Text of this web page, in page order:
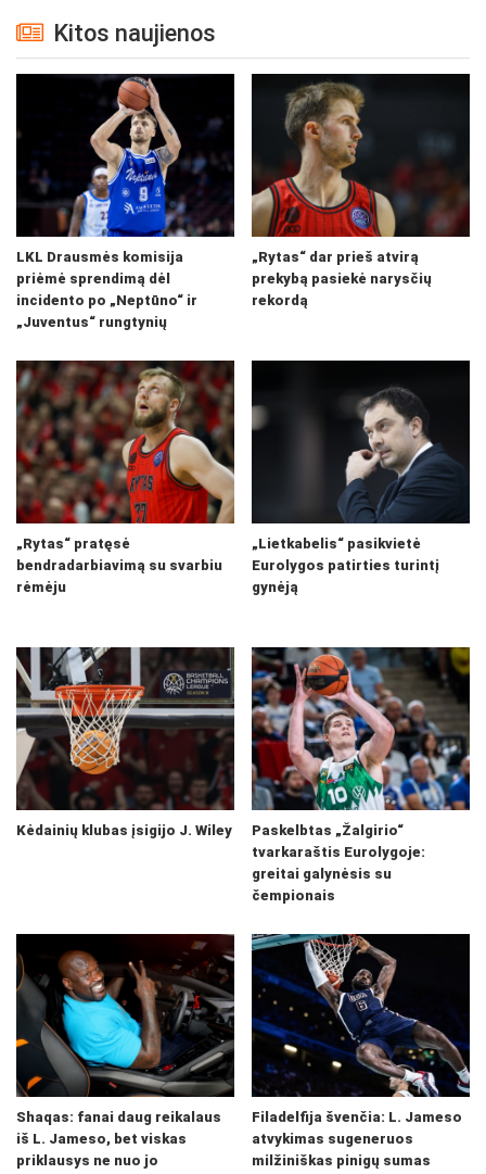
Kitos naujienos
LKL Drausmės komisija
priėmė sprendimą dėl
incidento po „Neptūno“ ir
„Juventus“ rungtynių
„Rytas“ dar prieš atvirą
prekybą pasiekė narysčių
rekordą
„Rytas“ pratęsė
bendradarbiavimą su svarbiu
rėmėju
„Lietkabelis“ pasikvietė
Eurolygos patirties turintį
gynėją
Kėdainių klubas įsigijo J. Wiley
Paskelbtas „Žalgirio“
tvarkaraštis Eurolygoje:
greitai galynėsis su
čempionais
Shaqas: fanai daug reikalaus
iš L. Jameso, bet viskas
priklausys ne nuo jo
Filadelfija švenčia: L. Jameso
atvykimas sugeneruos
milžiniškas pinigų sumas